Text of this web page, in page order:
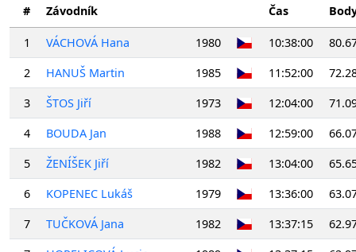
# Závodník Čas
1 VÁCHOVÁ Hana 1980 10:38:00
2
HANUŠ Martin 1985 11:52:00
3
ŠTOS Jiří 1973 12:04:00
4
BOUDA Jan 1988 12:59:00
5
ŽENÍŠEK Jiří 1982 13:04:00
6
KOPENEC Lukáš 1979 13:36:00
7
TUČKOVÁ Jana 1982 13:37:15